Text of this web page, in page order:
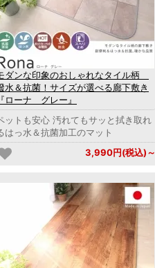
ダンな印象のおしゃれなタイル柄
水＆抗菌！サイズが選べる廊下敷き
『ローナ グレー』
ットも安心 汚れてもサッと拭き取れ
はっ水＆抗菌加工のマット
3,990円(税込)～